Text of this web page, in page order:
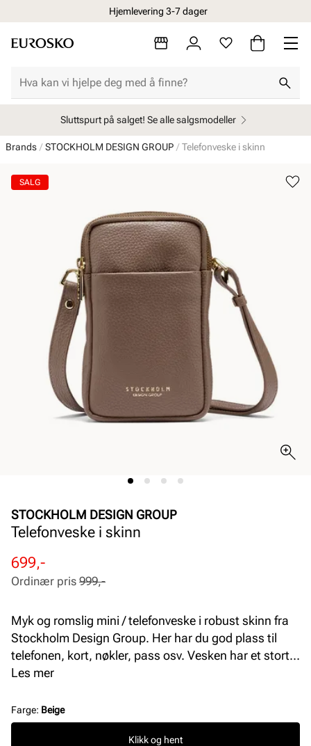
Hjemlevering 3-7 dager
Sluttspurt på salget! Se alle salgsmodeller
Brands STOCKHOLM DESIGN GROUP Telefonveske i skinn
SALG
STOCKHOLM DESIGN GROUP
Telefonveske i skinn
Rabattert
pris
699,-
Ordinær
pris
Ordinær pris 999,-
Myk og romslig mini / telefonveske i robust skinn fra
Stockholm Design Group. Her har du god plass til
telefonen, kort, nøkler, pass osv. Vesken har et stort
rom på innsiden med to smarte kortlommer på siden.
Justerbar og komfortabel skulderrem med
gulldetaljer. L = 12 cm H = 19 cm B = 2 cm.
Les mer
Farge: Beige
Klikk og hent